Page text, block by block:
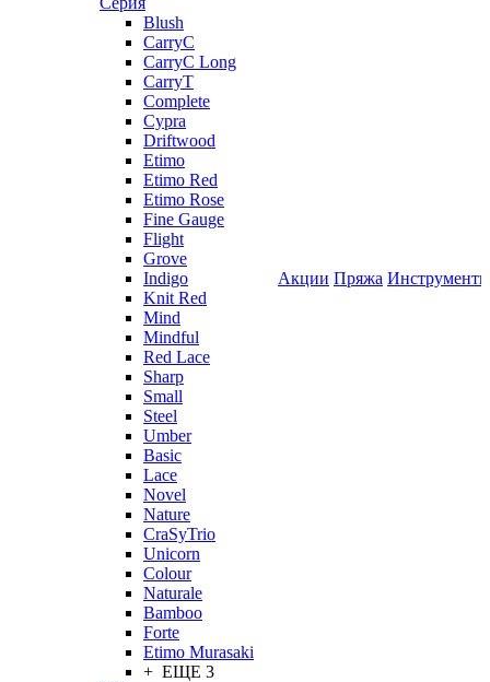
Blush
CarryC
CarryC Long
CarryT
Complete
Cypra
Driftwood
Etimo
Etimo Red
Etimo Rose
Fine Gauge
Flight
Grove
Indigo
Knit Red
Mind
Mindful
Red Lace
Sharp
Small
Steel
Umber
Basic
Lace
Novel
Nature
CraSyTrio
Unicorn
Colour
Naturale
Bamboo
Forte
Etimo Murasaki
+ ЕЩЕ 3
Акции Пряжа Инструменты